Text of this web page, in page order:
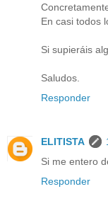
En casi todos
Si supieráis
Saludos.
Responder
ELITISTA
Si me entero
Responder